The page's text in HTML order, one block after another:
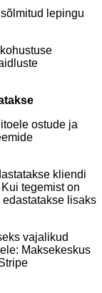
lepingu
ostude ja
kliendi
tegemist on
lisaks
vajalikud
Maksekeskus